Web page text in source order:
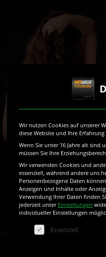
Wir nutzen Cookies auf unserer
diese Website und Ihre Erfahrung
Wenn Sie unter 16 Jahre alt sind
müssen Sie Ihre
Wir verwenden Cookies und
essenziell, während andere uns
Personenbezogene Daten
Anzeigen und Inhalte oder
Verwendung Ihrer Daten finden
jederzeit unter Einstellungen
individueller Einstellungen
Es folgt eine Liste
Essenziell